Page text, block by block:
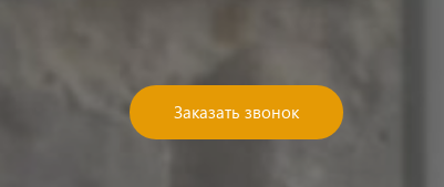
Заказать звонок